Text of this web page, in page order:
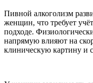
Пивной алкоголизм
женщин, что требует
подходе.
напрямую влияют на
клиническую картину и